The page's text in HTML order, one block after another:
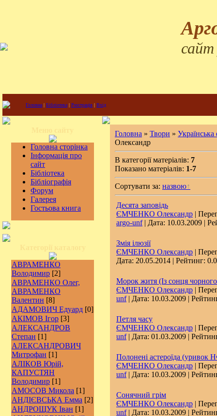
сайт
Головна | Бібліотека | Реєстрація | Вхід
Головна сторінка
Інформація про
сайт
Бібліотека
Бібліографія
Форум
Галерея
Гостьова книга
АВРАМЕНКО
Володимир [2]
АВРАМЕНКО Олег,
АВРАМЕНКО
Валентин [8]
АДАМОВИЧ Едуард [0]
АКІМОВ Ігор [3]
АЛЕКСАНДРОВ
Степан [1]
АЛЕКСАНДРОВИЧ
Митрофан [1]
АЛІКОВ Юрій,
КАПУСТЯН
Володимир [1]
АМОСОВ Микола [1]
АНДІЄВСЬКА Емма [2]
АНДРОЩУК Іван [1]
Головна » Твори » Українська
Олександр
В категорії матеріалів: 7
Показано матеріалів: 1-7
Сортувати за: назвою
Десята заповідь
ЄМЧЕНКО Олександр |
argo-unf| Дата: 10.03.2009 |
Змія ілюзії
ЄМЧЕНКО Олександр |
Дата: 20.05.2014 | Рейтинг:
Морок житя (Із сонця
ЄМЧЕНКО Олександр |
unf| Дата: 10.03.2009 |
Петля часу
ЄМЧЕНКО Олександр |
unf| Дата: 01.03.2009 |
Полонені астероїда (уривок
ЄМЧЕНКО Олександр |
unf| Дата: 10.03.2009 |
Сонячний грім
ЄМЧЕНКО Олександр |
unf| Дата: 10.03.2009 |